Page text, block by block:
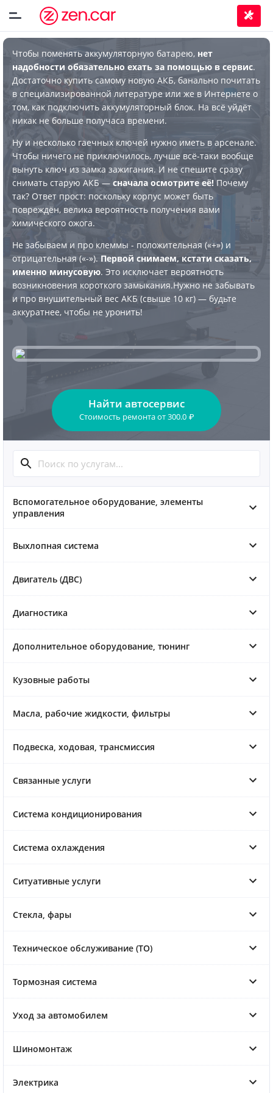
Чтобы поменять аккумуляторную батарею, нет
надобности обязательно ехать за помощью в сервис.
Достаточно купить самому новую АКБ, банально почитать
в специализированной литературе или же в Интернете о
том, как подключить аккумуляторный блок. На всё уйдёт
никак не больше получаса времени.
Ну и несколько гаечных ключей нужно иметь в арсенале.
Чтобы ничего не приключилось, лучше всё-таки вообще
вынуть ключ из замка зажигания. И не спешите сразу
снимать старую АКБ — сначала осмотрите её! Почему
так? Ответ прост: поскольку корпус может быть
повреждён, велика вероятность получения вами
химического ожога.
Не забываем и про клеммы - положительная («+») и
отрицательная («-»). Первой снимаем, кстати сказать,
именно минусовую. Это исключает вероятность
возникновения короткого замыкания.Нужно не забывать
и про внушительный вес АКБ (свыше 10 кг) — будьте
аккуратнее, чтобы не уронить!
Найти автосервис
Стоимость ремонтаот300.0 ₽
Вспомогательное оборудование, элементы
управления
Выхлопная система
Двигатель (ДВС)
Диагностика
Дополнительное оборудование, тюнинг
Кузовные работы
Масла, рабочие жидкости, фильтры
Подвеска, ходовая, трансмиссия
Связанные услуги
Система кондиционирования
Система охлаждения
Ситуативные услуги
Стекла, фары
Техническое обслуживание (ТО)
Тормозная система
Уход за автомобилем
Шиномонтаж
Электрика